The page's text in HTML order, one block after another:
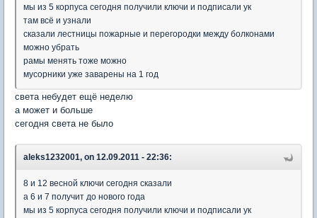
мы из 5 корпуса сегодня получили ключи и подписали ук
там всё и узнали
сказали лестницы пожарные и перегородки между болконами
можно убрать
рамы менять тоже можно
мусорники уже заварены на 1 год
света небудет ещё неделю
а может и больше
сегодня света не было
aleks1232001, on 12.09.2011 - 22:36:
8 и 12 весной ключи сегодня сказали
а 6 и 7 получит до нового года
мы из 5 корпуса сегодня получили ключи и подписали ук